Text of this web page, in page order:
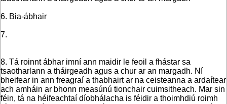
6. Bia-ábhair
7.
8. Tá roinnt ábhar imní ann maidir le feoil a fhástar sa
tsaotharlann a tháirgeadh agus a chur ar an margadh. Ní
bheifear in ann freagraí a thabhairt ar na ceisteanna a ardaítear
ach amháin ar bhonn measúnú tionchair cuimsitheach. Mar sin
féin, tá na héifeachtaí díobhálacha is féidir a thoimhdiú roimh